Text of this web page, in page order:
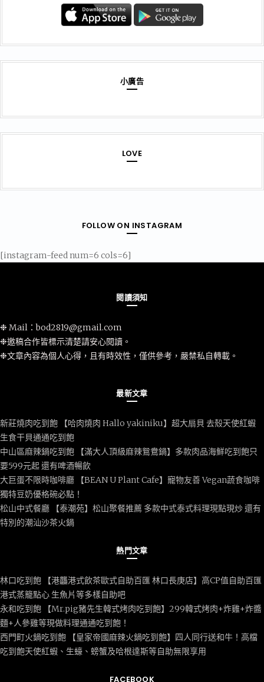
小廣告
LOVE
FOLLOW ON INSTAGRAM
[instagram-feed num=6 cols=6]
閱讀須知
❉ Mail：bod2819@gmail.com
❉邀稿合作皆標示清楚請安心閱讀。
❉文章內容為個人心得，且有時效性，僅供參考，嚴禁私自轉載。
最新文章
新莊燒肉吃到飽 【哈肉燒肉 Hallo yakiniku】超大扇貝 去殼天使紅蝦
生食干貝通通吃到飽
中山區麻辣鍋吃到飽 【滿大人頂級麻辣鴛鴦鍋】多款肉品海鮮吃到飽只
要599元起 還有啤酒暢飲
大巨蛋不限時咖啡廳 【BEAN U Plant Cafe】寵物友善 Vegan蔬食咖啡
獨特豆奶優格碗必點！
松山中式餐廳 【泰潮苑】松山聚餐推薦 多款中式泰式料理現點現炒 還有
特別的潮汕沙茶火鍋
熱門文章
林口吃到飽 【港龘港式飲茶歐式自助百匯 林口長庚店】高CP值自助百匯
港式蒸籠點心 生魚片等多樣自助吧
永和吃到飽 【Mr.pig豬先生韓式烤肉吃到飽】299韓式烤肉+炸雞+炸醬
麵+人參雞等現做料理通通吃到飽！
西門町火鍋吃到飽 【皇家帝國麻辣火鍋吃到飽】四人同行送和牛！高檔
吃到飽天使紅蝦、生蠔、螃蟹及哈根達斯等自助無限享用
FACEBOOK